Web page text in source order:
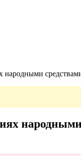
народными